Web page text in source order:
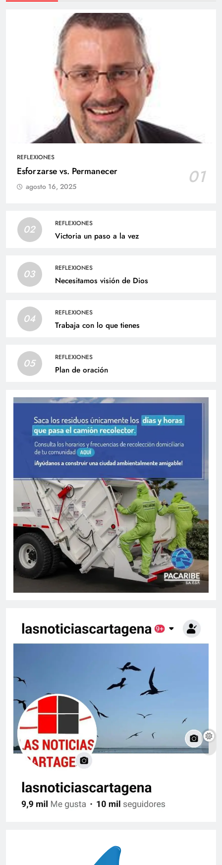
REFLEXIONES
Esforzarse vs. Permanecer 01
agosto 16, 2025
02 REFLEXIONES
Victoria un paso a la vez
03 REFLEXIONES
Necesitamos visión de Dios
04 REFLEXIONES
Trabaja con lo que tienes
05 REFLEXIONES
Plan de oración